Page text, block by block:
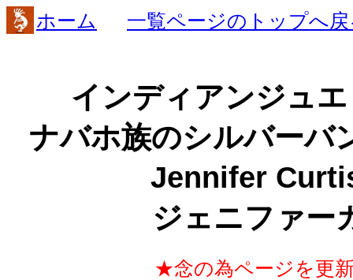
ホーム 一覧ページのトップへ
インディアンジュ
ナバホ族のシルバー
Jennifer
ジェニファー
★念の為ページを更